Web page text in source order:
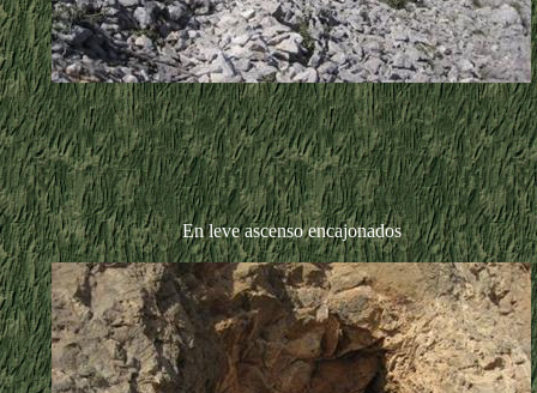
En leve ascenso encajonados